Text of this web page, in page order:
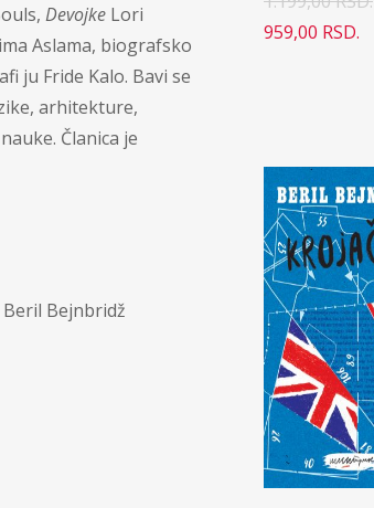
Devojke Lori
Aslama, biografsko
ju Fride Kalo. Bavi se
arhitekture,
Članica je
Bejnbridž
959,00 RSD.